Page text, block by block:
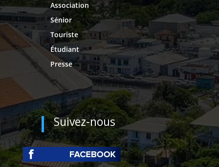
Association
Sénior
Touriste
Étudiant
Presse
Suivez-nous